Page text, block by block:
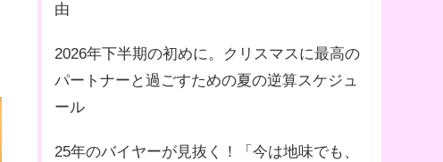
由
2026年下半期の初めに。クリスマスに最高の
パートナーと過ごすための夏の逆算スケジュ
ール
25年のバイヤーが見抜く！「今は地味でも、